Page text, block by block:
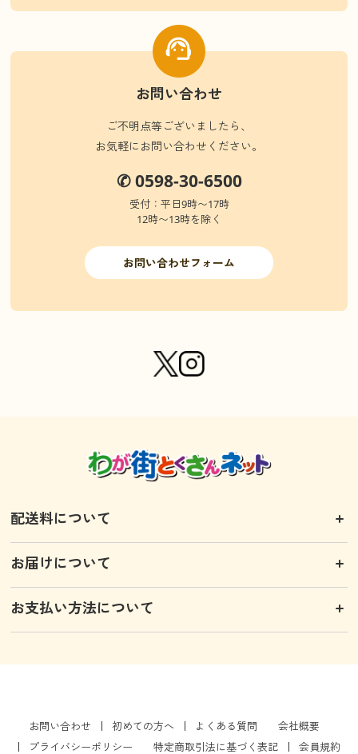
お問い合わせ
ご不明点等ございましたら、
お気軽にお問い合わせください。
✆ 0598-30-6500
受付：平日9時〜17時
12時〜13時を除く
お問い合わせフォーム
配送料について
お届けについて
お支払い方法について
お問い合わせ 初めての方へ よくある質問
会社概要
プライバシーポリシー
特定商取引法に基づく表記 会員規約